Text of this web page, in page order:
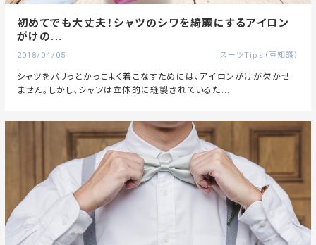
初めてでも大丈夫！シャツのシワを綺麗にするアイロン
がけの...
2018/04/05 スーツTips（豆知識）
シャツをパリっとかっこよく着こなすためには、アイロンがけが欠かせ
ません。しかし、シャツは立体的に縫製されているた...